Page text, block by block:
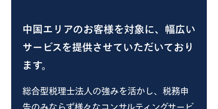
中国エリアのお客様を対象に、幅広い
サービスを提供させていただいており
ます。
総合型税理士法人の強みを活かし、税務申
告のみならず様々なコンサルティングサービ